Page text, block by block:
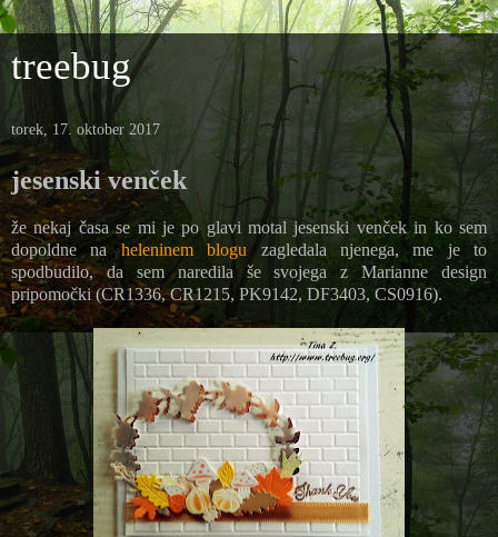
treebug
torek, 17. oktober 2017
jesenski venček
že nekaj časa se mi je po glavi motal jesenski venček in ko sem
dopoldne naheleninem blogu zagledala njenega, me je to
spodbudilo, da sem naredila še svojega z Marianne design
pripomočki (CR1336, CR1215, PK9142, DF3403, CS0916).